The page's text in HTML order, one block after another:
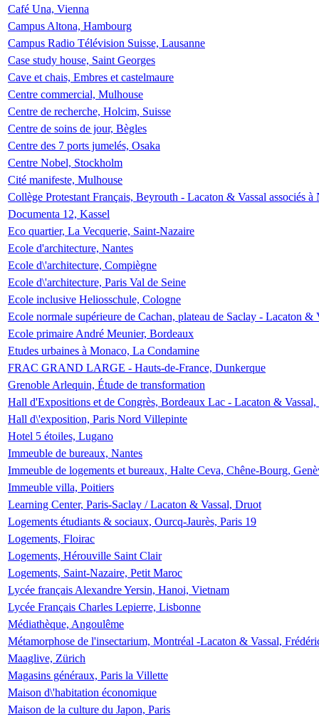
Café Una, Vienna
Campus Altona, Hambourg
Campus Radio Télévision Suisse, Lausanne
Case study house, Saint Georges
Cave et chais, Embres et castelmaure
Centre commercial, Mulhouse
Centre de recherche, Holcim, Suisse
Centre de soins de jour, Bègles
Centre des 7 ports jumelés, Osaka
Centre Nobel, Stockholm
Cité manifeste, Mulhouse
Collège Protestant Français, Beyrouth - Lacaton & Vassal associés
Documenta 12, Kassel
Eco quartier, La Vecquerie, Saint-Nazaire
Ecole d'architecture, Nantes
Ecole d\'architecture, Compiègne
Ecole d\'architecture, Paris Val de Seine
Ecole inclusive Heliosschule, Cologne
Ecole normale supérieure de Cachan, plateau de Saclay - Lacaton &
Ecole primaire André Meunier, Bordeaux
Etudes urbaines à Monaco, La Condamine
FRAC GRAND LARGE - Hauts-de-France, Dunkerque
Grenoble Arlequin, Étude de transformation
Hall d'Expositions et de Congrès, Bordeaux Lac - Lacaton &
Hall d\'exposition, Paris Nord Villepinte
Hotel 5 étoiles, Lugano
Immeuble de bureaux, Nantes
Immeuble de logements et bureaux, Halte Ceva, Chêne-Bourg,
Immeuble villa, Poitiers
Learning Center, Paris-Saclay / Lacaton & Vassal, Druot
Logements étudiants & sociaux, Ourcq-Jaurès, Paris 19
Logements, Floirac
Logements, Hérouville Saint Clair
Logements, Saint-Nazaire, Petit Maroc
Lycée français Alexandre Yersin, Hanoi, Vietnam
Lycée Français Charles Lepierre, Lisbonne
Médiathèque, Angoulême
Métamorphose de l'insectarium, Montréal -Lacaton & Vassal,
Maaglive, Zürich
Magasins généraux, Paris la Villette
Maison d\'habitation économique
Maison de la culture du Japon, Paris